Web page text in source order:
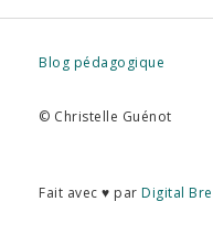
Blog pédagogique
© Christelle Guénot
Fait avec ♥ par Digital